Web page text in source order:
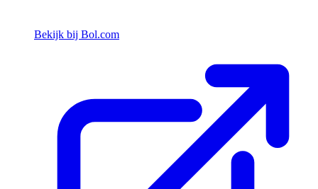
Bekijk bij Bol.com